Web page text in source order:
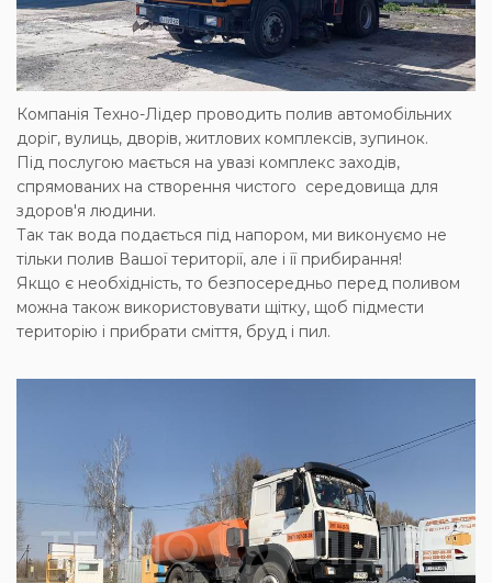
Компанія Техно-Лідер проводить полив автомобільних
доріг, вулиць, дворів, житлових комплексів, зупинок.
Під послугою мається на увазі комплекс заходів,
спрямованих на створення чистого середовища для
здоров'я людини.
Так так вода подається під напором, ми виконуємо не
тільки полив Вашої території, але і її прибирання!
Якщо є необхідність, то безпосередньо перед поливом
можна також використовувати щітку, щоб підмести
територію і прибрати сміття, бруд і пил.